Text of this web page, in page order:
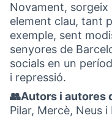
Novament, sorgeix
element clau, tant
exemple, sent
senyores de
socials en un
i repressió.
👥Autors i autores
Pilar, Mercè, Neus i